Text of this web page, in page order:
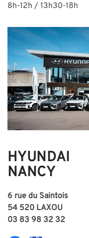
8h-12h / 13h30-18h
HYUNDAI
NANCY
6 rue du Saintois
54 520 LAXOU
03 83 98 32 32